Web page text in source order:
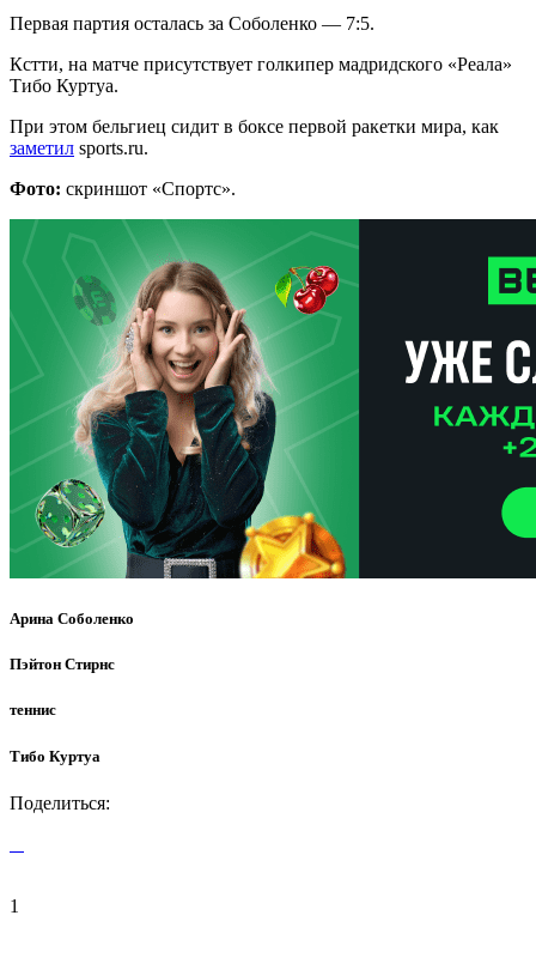
Первая партия осталась за Соболенко — 7:5.
Кстти, на матче присутствует голкипер мадридского «Реала»
Тибо Куртуа.
При этом бельгиец сидит в боксе первой ракетки мира, как
заметил sports.ru.
Фото: скриншот «Спортс».
Арина Соболенко
Пэйтон Стирнс
теннис
Тибо Куртуа
Поделиться:
1